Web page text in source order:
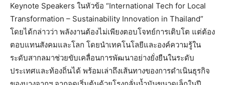
Keynote Speakers ในหัวข้อ “International Tech for Local
Transformation – Sustainability Innovation in Thailand”
โดยได้กล่าวว่า พลังงานต้องไม่เพียงตอบโจทย์การเติบโต แต่ต้อง
ตอบแทนสังคมและโลก โดยนำเทคโนโลยีและองค์ความรู้ใน
ระดับสากลมาช่วยขับเคลื่อนการพัฒนาอย่างยั่งยืนในระดับ
ประเทศและท้องถิ่นได้ พร้อมเล่าถึงเส้นทางของการดำเนินธุรกิจ